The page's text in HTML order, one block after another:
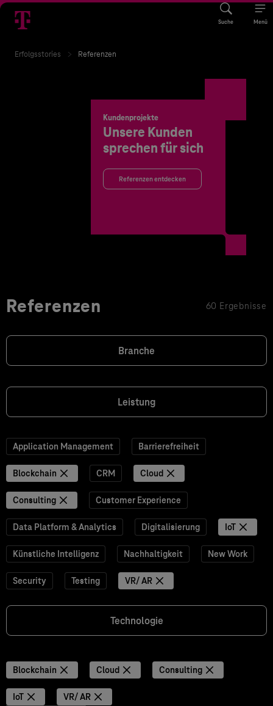
Suche Menü
Erfolgsstories Referenzen
Kundenprojekte
Unsere Kunden
sprechen für sich
Referenzen entdecken
Referenzen 60 Ergebnisse
Branche
Leistung
Application Management Barrierefreiheit
Blockchain CRM Cloud
Consulting Customer Experience
Data Platform & Analytics Digitalisierung IoT
Künstliche Intelligenz Nachhaltigkeit New Work
Security Testing VR/ AR
Technologie
Blockchain Cloud Consulting
IoT
VR/ AR